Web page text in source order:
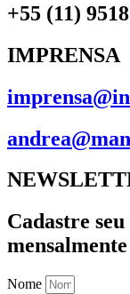
+55 (11)
IMPRENSA
Cadastre
Nome